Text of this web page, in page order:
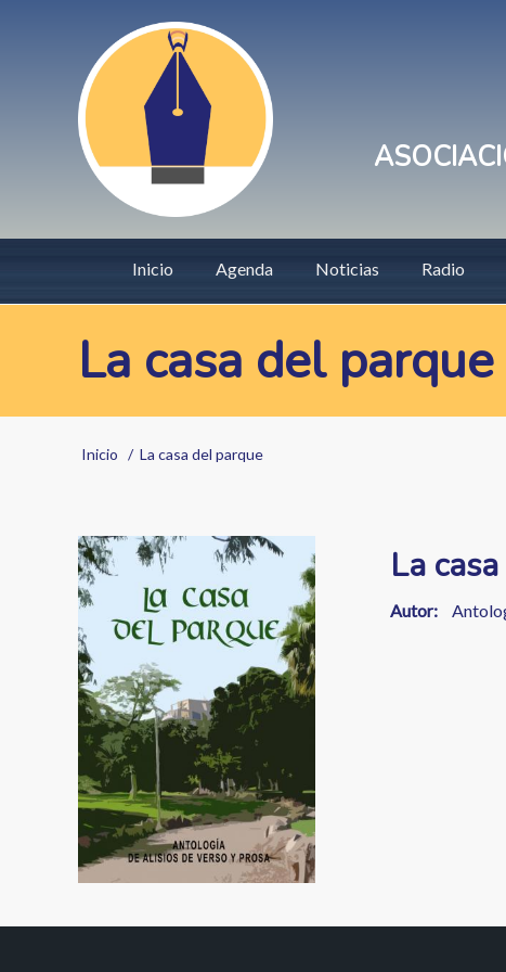
User
account
menu
Main
navigation
Inicio Agenda Noticias Radio
La casa del parque
Sobrescribir
de
ayuda
a
la
navegación
Inicio La casa del parque
Image La
Autor